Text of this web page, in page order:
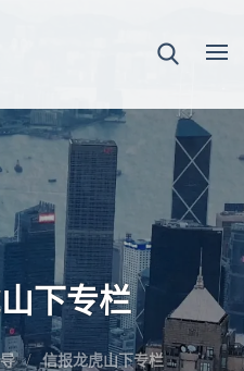
下专栏
信报龙虎山下专栏